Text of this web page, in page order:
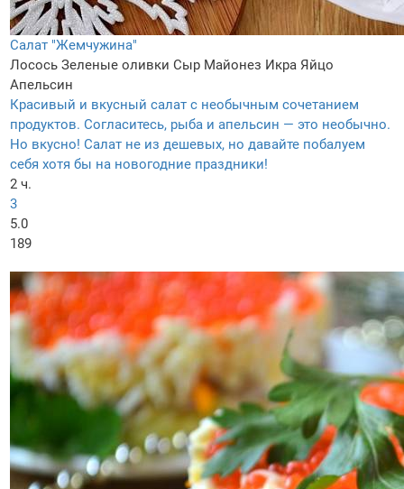
Салат "Жемчужина"
Лосось Зеленые оливки Сыр Майонез Икра Яйцо
Апельсин
Красивый и вкусный салат с необычным сочетанием
продуктов. Согласитесь, рыба и апельсин — это необычно.
Но вкусно! Салат не из дешевых, но давайте побалуем
себя хотя бы на новогодние праздники!
2 ч.
3
5.0
189